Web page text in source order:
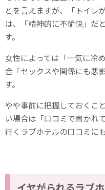
とを言えますが、「トイレ
は、「精神的に不愉快」だ
す。
女性によっては「一気に冷
合「セックスや関係にも悪
す。
やや事前に把握しておくこ
い場合は「口コミで書かれ
行くラブホテルの口コミに